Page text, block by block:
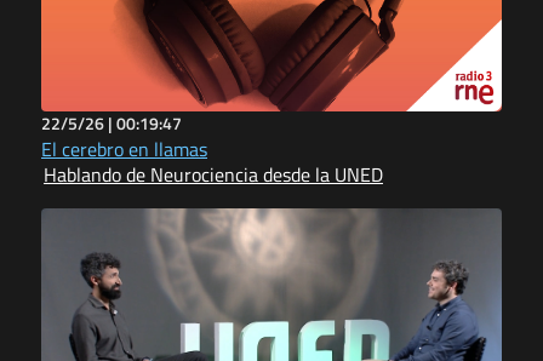
22/5/26 |00:19:47
El cerebro en llamas
Hablando de Neurociencia desde la UNED